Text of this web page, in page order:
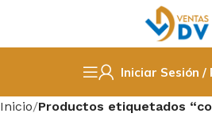
Iniciar Sesión
Inicio Productos etiquetados